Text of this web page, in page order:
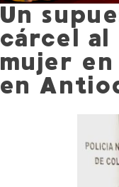
Un
cárcel al
mujer
en